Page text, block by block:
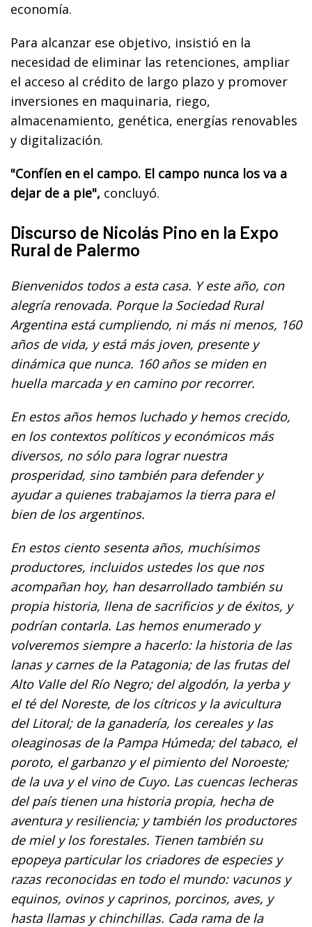
economía.
Para alcanzar ese objetivo, insistió en la
necesidad de eliminar las retenciones, ampliar
el acceso al crédito de largo plazo y promover
inversiones en maquinaria, riego,
almacenamiento, genética, energías renovables
y digitalización.
"Confíen en el campo. El campo nunca los va a
dejar de a pie", concluyó.
Discurso de Nicolás Pino en la Expo
Rural de Palermo
Bienvenidos todos a esta casa. Y este año, con
alegría renovada. Porque la Sociedad Rural
Argentina está cumpliendo, ni más ni menos, 160
años de vida, y está más joven, presente y
dinámica que nunca. 160 años se miden en
huella marcada y en camino por recorrer.
En estos años hemos luchado y hemos crecido,
en los contextos políticos y económicos más
diversos, no sólo para lograr nuestra
prosperidad, sino también para defender y
ayudar a quienes trabajamos la tierra para el
bien de los argentinos.
En estos ciento sesenta años, muchísimos
productores, incluidos ustedes los que nos
acompañan hoy, han desarrollado también su
propia historia, llena de sacrificios y de éxitos, y
podrían contarla. Las hemos enumerado y
volveremos siempre a hacerlo: la historia de las
lanas y carnes de la Patagonia; de las frutas del
Alto Valle del Río Negro; del algodón, la yerba y
el té del Noreste, de los cítricos y la avicultura
del Litoral; de la ganadería, los cereales y las
oleaginosas de la Pampa Húmeda; del tabaco, el
poroto, el garbanzo y el pimiento del Noroeste;
de la uva y el vino de Cuyo. Las cuencas lecheras
del país tienen una historia propia, hecha de
aventura y resiliencia; y también los productores
de miel y los forestales. Tienen también su
epopeya particular los criadores de especies y
razas reconocidas en todo el mundo: vacunos y
equinos, ovinos y caprinos, porcinos, aves, y
hasta llamas y chinchillas. Cada rama de la